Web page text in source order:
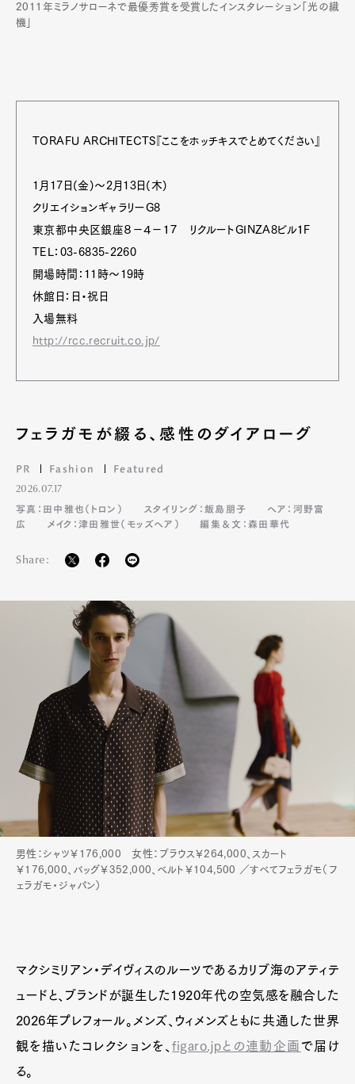
Art&Design Watch
Fashion
GourmetCars
2011年ミラノサローネで最優秀賞を受賞したインスタレーション「光の織
機」
TORAFU ARCHITECTS『ここをホッチキスでとめてください』
1月17日(金)～2月13日(木)
クリエイションギャラリーG8
東京都中央区銀座８−４−１７ リクルートGINZA8ビル１F
TEL：03-6835-2260
開場時間：11時～19時
休館日：日・祝日
入場無料
http://rcc.recruit.co.jp/
フェラガモが綴る、感性のダイアローグ
PR Fashion Featured
2026.07.17
写真：田中雅也（トロン）
スタイリング：飯島朋子
ヘア：河野富
広
メイク：津田雅世（モッズヘア） 編集＆文：森田華代
Share:
男性：シャツ￥176,000 女性：ブラウス￥264,000、スカート
￥176,000、バッグ￥352,000、ベルト￥104,500 ／すべてフェラガモ（フ
ェラガモ・ジャパン）
マクシミリアン・デイヴィスのルーツであるカリブ海のアティテ
ュードと、ブランドが誕生した1920年代の空気感を融合した
2026年プレフォール。メンズ、ウィメンズともに共通した世界
観を描いたコレクションを、figaro.jpとの連動企画 で届け
る。